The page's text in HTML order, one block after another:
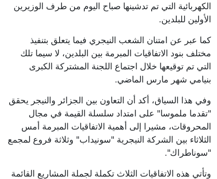
الكهربائية التي تم تدشينها صباح اليوم من طرف الوزيرين
الأولين للبلدين.
كما عبر عن امتنان الشعب النيجري فيما يتعلق بتنفيذ
مختلف بنود الاتفاقيات المبرمة بين البلدين، لا سيما تلك
التي تم توقيعها خلال اجتماع اللجنة المشتركة الكبرى
بنيامي شهر مارس الماضي.
وفي هذا السياق، أكد أن التعاون بين الجزائر والنيجر يحقق
"تقدما ملموسا" على امتداد سلسلة القيمة في مجال
المحروقات، مشيرا إلى أهمية الاتفاقيات المبرمة أمس
الثلاثاء بين الشركة النيجرية "سونيداب" وثلاثة فروع لمجمع
"سوناطراك".
وتأتي هذه الاتفاقيات الثلاث تكملة لجملة المشاريع القائمة